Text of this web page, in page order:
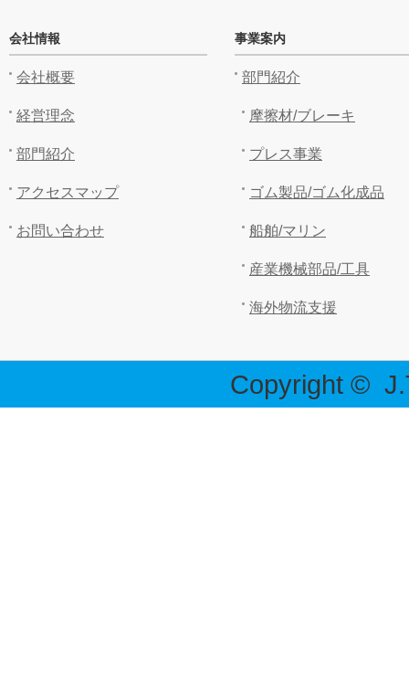
会社情報
会社概要
経営理念
部門紹介
アクセスマップ
お問い合わせ
事業案内
部門紹介
摩擦材/ブレーキ
プレス事業
ゴム製品/ゴム化成品
船舶/マリン
産業機械部品/工具
海外物流支援
Copyright ©